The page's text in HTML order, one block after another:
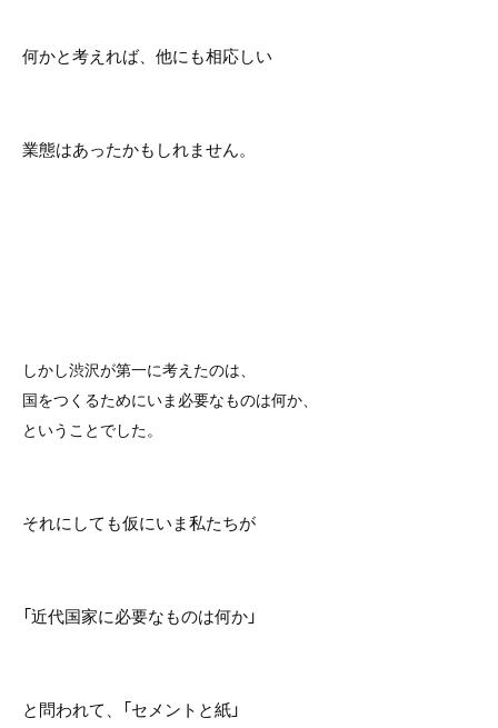
何かと考えれば、他にも相応しい
業態はあったかもしれません。
しかし渋沢が第一に考えたのは、
国をつくるためにいま必要なものは何か、
ということでした。
それにしても仮にいま私たちが
「近代国家に必要なものは何か」
と問われて、「セメントと紙」